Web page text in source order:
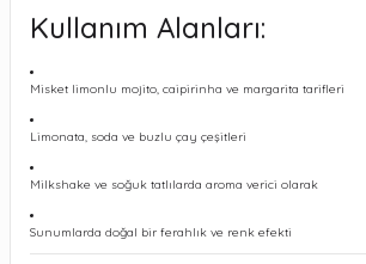
Kullanım Alanları:
Misket limonlu mojito, caipirinha ve margarita tarifleri
Limonata, soda ve buzlu çay çeşitleri
Milkshake ve soğuk tatlılarda aroma verici olarak
Sunumlarda doğal bir ferahlık ve renk efekti